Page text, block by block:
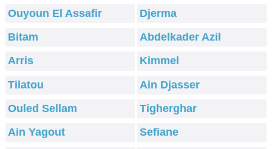
Ouyoun El Assafir
Djerma
Bitam
Abdelkader Azil
Arris
Kimmel
Tilatou
Ain Djasser
Ouled Sellam
Tigherghar
Ain Yagout
Sefiane